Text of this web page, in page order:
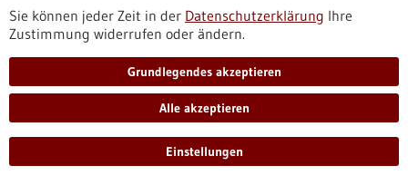
Die baden-württembergische Wirtschaftsministerin Dr. Nicole
Hoffmeister-Kraut hat am 16. Juli 2026 das Uniklinikum
Digitale Innovationszentrum, kurz DIGIZ, und der Austausch
mit Vertretern der Freiburger Gesundheitswirtschaft. Das
Land Baden-Württemberg fördert den Aufbau einer
diagnostischen und therapeutischen Forschungs- und
Entwicklungseinheit im DIGIZ mit rund 25 Millionen Euro.
https://www.gesundheitsindustrie-
Sie können jeder Zeit in der Datenschutzerklärung Ihre
Zustimmung widerrufen oder ändern.
Grundlegendes akzeptieren
Alle akzeptieren
Einstellungen